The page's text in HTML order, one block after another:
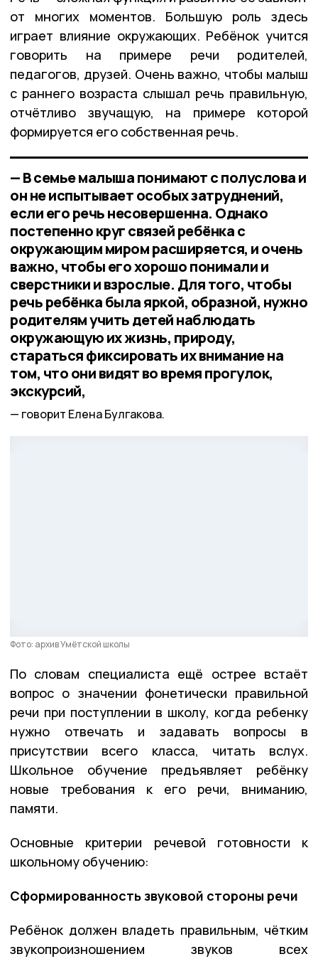
от многих моментов. Большую роль здесь
играет влияние окружающих. Ребёнок учится
говорить на примере речи родителей,
педагогов, друзей. Очень важно, чтобы малыш
с раннего возраста слышал речь правильную,
отчётливо звучащую, на примере которой
формируется его собственная речь.
— В семье малыша понимают с полуслова и
он не испытывает особых затруднений,
если его речь несовершенна. Однако
постепенно круг связей ребёнка с
окружающим миром расширяется, и очень
важно, чтобы его хорошо понимали и
сверстники и взрослые. Для того, чтобы
речь ребёнка была яркой, образной, нужно
родителям учить детей наблюдать
окружающую их жизнь, природу,
стараться фиксировать их внимание на
том, что они видят во время прогулок,
экскурсий,
говорит Елена Булгакова.
Фото: архив Умëтской школы
По словам специалиста ещё острее встаëт
вопрос о значении фонетически правильной
речи при поступлении в школу, когда ребенку
нужно отвечать и задавать вопросы в
присутствии всего класса, читать вслух.
Школьное обучение предъявляет ребёнку
новые требования к его речи, вниманию,
памяти.
Основные критерии речевой готовности к
школьному обучению:
Сформированность звуковой стороны речи
Ребёнок должен владеть правильным, чётким
звукопроизношением звуков всех